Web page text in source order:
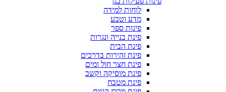
לוחות למידה
מדע וטבע
פינות ספר
פינת בנייה ונגרות
פינת הבית
פינת זהירות בדרכים
פינת חצר חול ומים
פינת מוסיקה וקשב
פינת מטבח